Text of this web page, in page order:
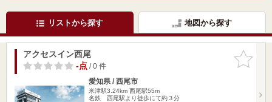
リストから探す 地図から探す
お気に入
りに追加
アクセスイン西尾
-点/ 0 件
愛知県 / 西尾市
米津駅3.24km 西尾駅55m
名鉄 西尾駅より徒歩にて約３分